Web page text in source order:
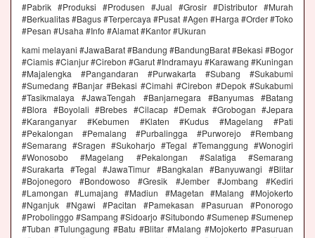
#Pabrik #Produksi #Produsen #Jual #Grosir #Distributor #Murah
#Berkualitas #Bagus #Terpercaya #Pusat #Agen #Harga #Order #Toko
#Pesan #Usaha #Info #Alamat #Kantor #Ukuran
kami melayani #JawaBarat #Bandung #BandungBarat #Bekasi #Bogor
#Ciamis #Cianjur #Cirebon #Garut #Indramayu #Karawang #Kuningan
#Majalengka #Pangandaran #Purwakarta #Subang #Sukabumi
#Sumedang #Banjar #Bekasi #Cimahi #Cirebon #Depok #Sukabumi
#Tasikmalaya #JawaTengah #Banjarnegara #Banyumas #Batang
#Blora #Boyolali #Brebes #Cilacap #Demak #Grobogan #Jepara
#Karanganyar #Kebumen #Klaten #Kudus #Magelang #Pati
#Pekalongan #Pemalang #Purbalingga #Purworejo #Rembang
#Semarang #Sragen #Sukoharjo #Tegal #Temanggung #Wonogiri
#Wonosobo #Magelang #Pekalongan #Salatiga #Semarang
#Surakarta #Tegal #JawaTimur #Bangkalan #Banyuwangi #Blitar
#Bojonegoro #Bondowoso #Gresik #Jember #Jombang #Kediri
#Lamongan #Lumajang #Madiun #Magetan #Malang #Mojokerto
#Nganjuk #Ngawi #Pacitan #Pamekasan #Pasuruan #Ponorogo
#Probolinggo #Sampang #Sidoarjo #Situbondo #Sumenep #Sumenep
#Tuban #Tulungagung #Batu #Blitar #Malang #Mojokerto #Pasuruan